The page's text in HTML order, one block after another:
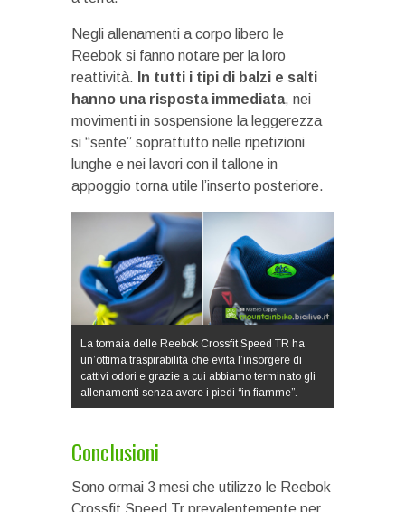
Negli allenamenti a corpo libero le
Reebok si fanno notare per la loro
reattività.
In tutti i tipi di balzi e salti
hanno una risposta immediata, nei
movimenti in sospensione la leggerezza
si “sente” soprattutto nelle ripetizioni
lunghe e nei lavori con il tallone in
appoggio torna utile l’inserto posteriore.
La tomaia delle Reebok Crossfit Speed TR ha
un’ottima traspirabilità che evita l’insorgere di
cattivi odori e grazie a cui abbiamo terminato gli
allenamenti senza avere i piedi “in fiamme”.
Conclusioni
Sono ormai 3 mesi che utilizzo le Reebok
Crossfit Speed Tr prevalentemente per